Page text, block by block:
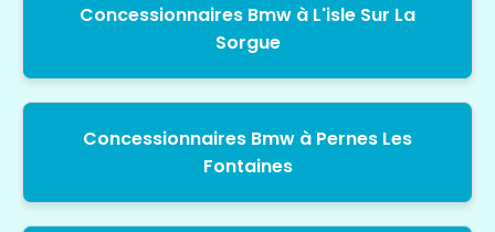
Concessionnaires Bmw à L'isle Sur La
Sorgue
Concessionnaires Bmw à Pernes Les
Fontaines